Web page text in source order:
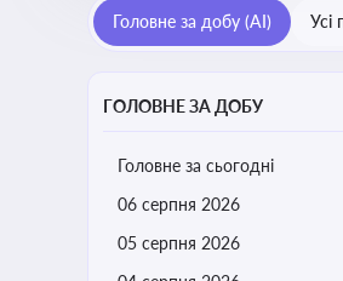
Головне за добу (AI) Усі
ГОЛОВНЕ ЗА ДОБУ
Головне за сьогодні
06 серпня 2026
05 серпня 2026